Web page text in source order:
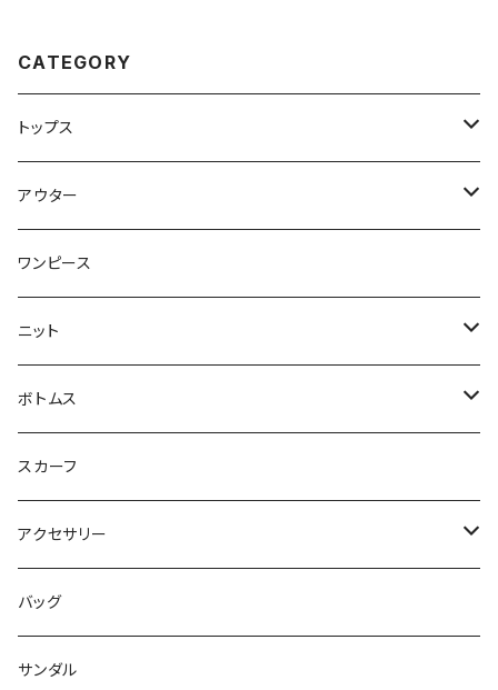
CATEGORY
トップス
トップス
ブラウス
Tシャツ
アウター
ジャケット
コート
ジレ
ブルゾン
ワンピース
ニット
ニット
カットソー
カーディガン
ジレ
ワンピース
ボトムス
スカート
パンツ
スカーフ
アクセサリー
ネックレス
バングル
バッグ
サンダル